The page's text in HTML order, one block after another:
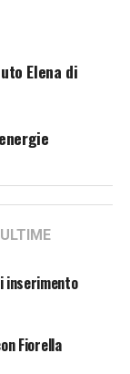
Elena di
ULTIME
inserimento
Fiorella